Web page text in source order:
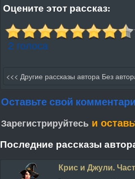
Оцените этот рассказ:
2 голоса
<<< Другие рассказы автора Без
Оставьте свой
Зарегистрируйтесь и
Последние рассказы
Крис и Джули.